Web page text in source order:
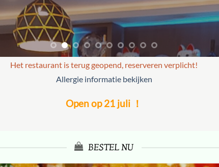
Het restaurant is terug geopend, reserveren verplicht!
Allergie informatie bekijken
Open op 21 juli ！
BESTEL NU